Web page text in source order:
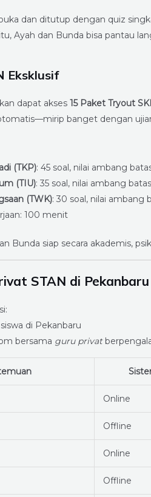
dan ditutup dengan quiz
Ayah dan Bunda bisa pantau
Eksklusif
dapat akses 15 Paket Tryout
banget dengan
(TKP): 45 soal, nilai ambang
(TIU): 35 soal, nilai ambang
(TWK): 30 soal, nilai ambang
100 menit
Bunda siap secara akademis,
STAN di Pekanbaru
di Pekanbaru
bersama guru privat
Online
Offline
Online
Offline